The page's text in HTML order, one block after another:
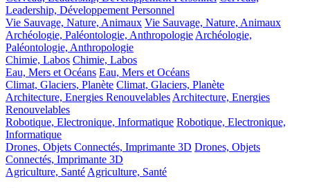
Leadership, Développement Personnel
Vie Sauvage, Nature, Animaux Vie Sauvage, Nature, Animaux
Archéologie, Paléontologie, Anthropologie Archéologie,
Paléontologie, Anthropologie
Chimie, Labos Chimie, Labos
Eau, Mers et Océans Eau, Mers et Océans
Climat, Glaciers, Planète Climat, Glaciers, Planète
Architecture, Energies Renouvelables Architecture, Energies
Renouvelables
Robotique, Electronique, Informatique Robotique, Electronique,
Informatique
Drones, Objets Connectés, Imprimante 3D Drones, Objets
Connectés, Imprimante 3D
Agriculture, Santé Agriculture, Santé